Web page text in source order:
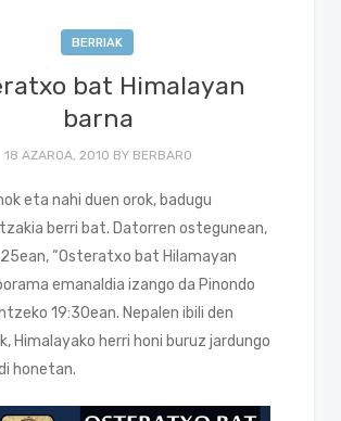
BERRIAK
bat Himalayan
barna
18 AZAROA, 2010 BY BERBARO
eta nahi duen orok, badugu
berri bat. Datorren ostegunean,
“Osteratxo bat Hilamayan
emanaldia izango da Pinondo
19:30ean. Nepalen ibili den
Himalayako herri honi buruz jardungo
honetan.